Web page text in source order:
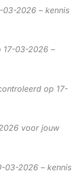
2026 – kennis
17-03-2026 –
op 17-
voor jouw
03-2026 – kennis